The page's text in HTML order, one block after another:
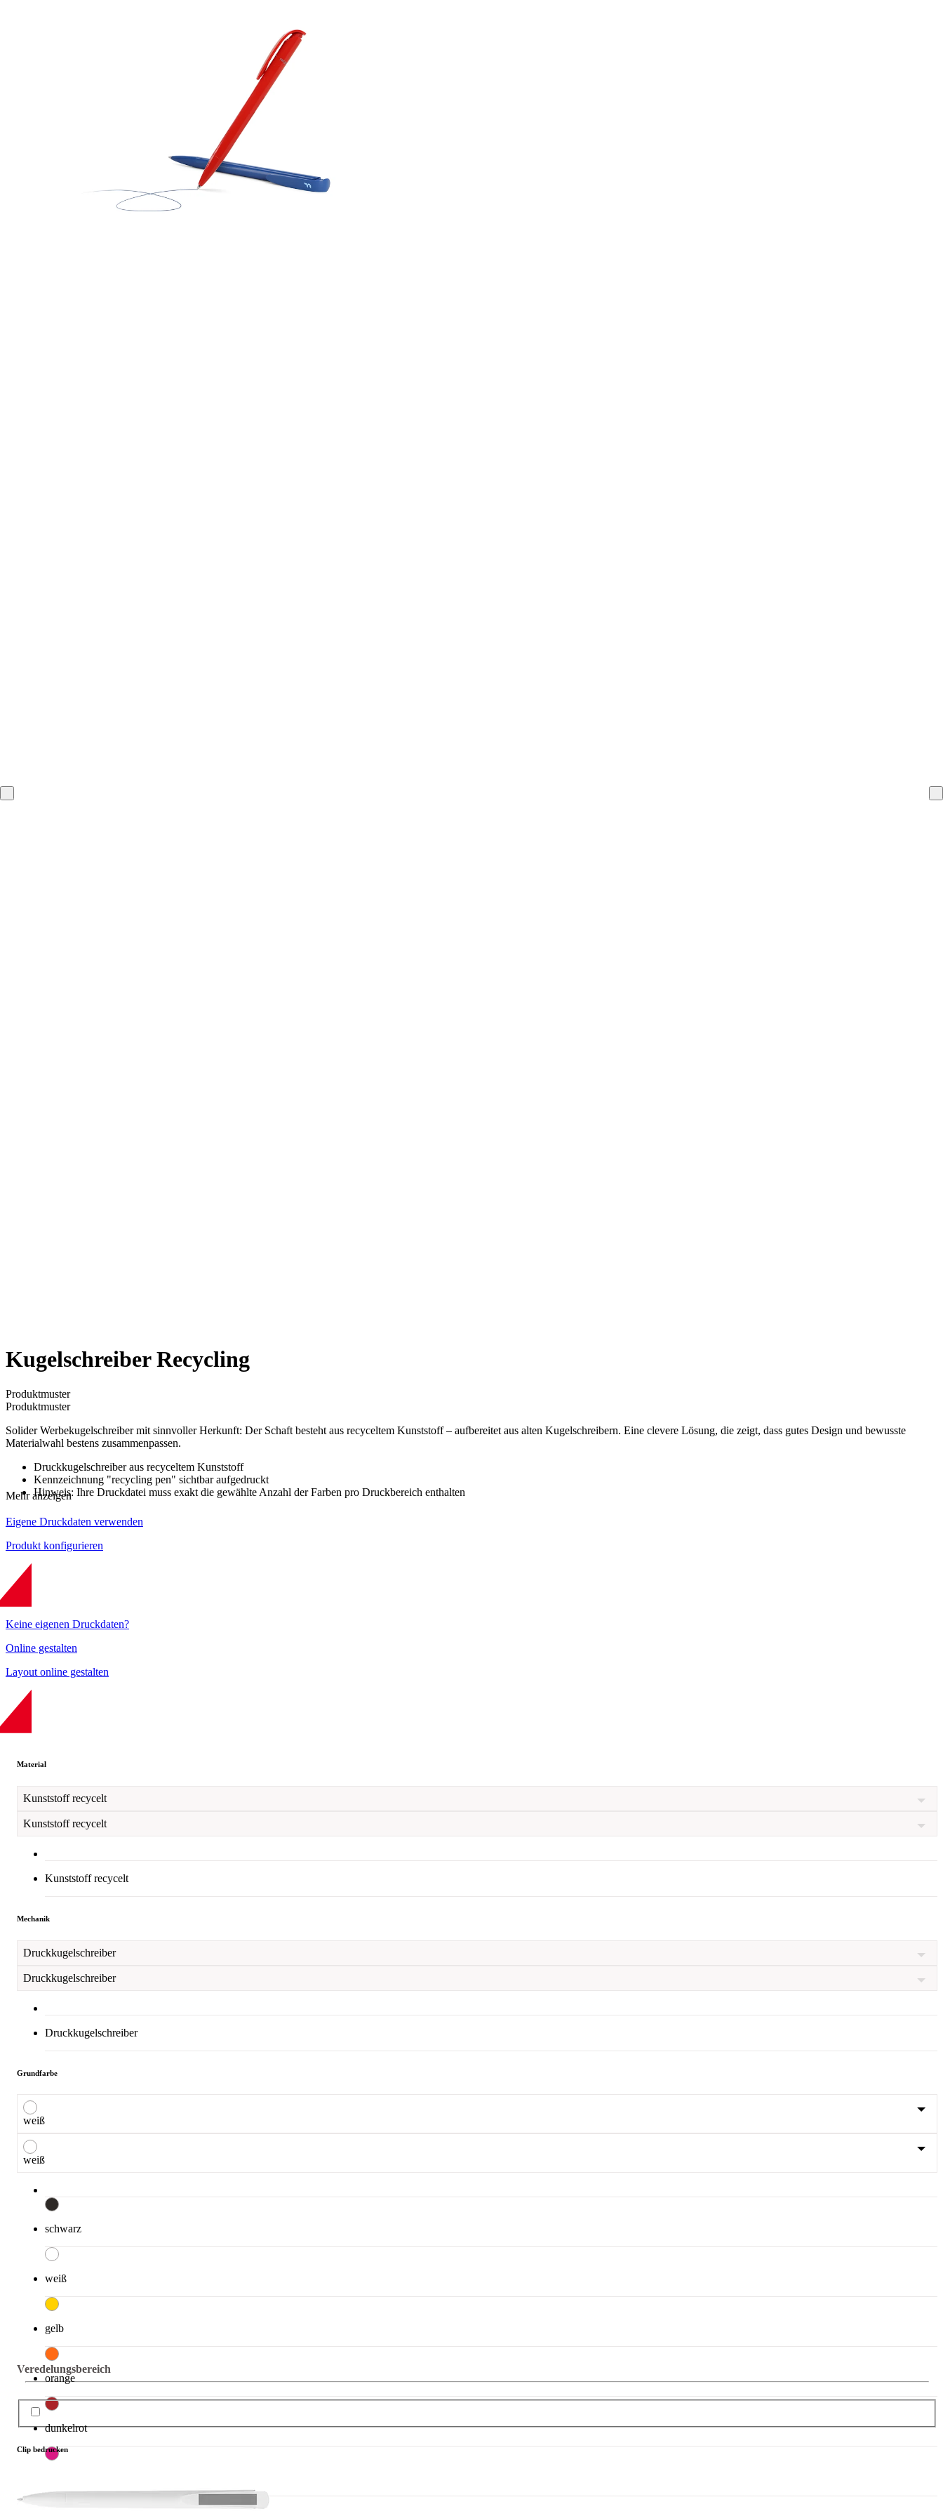
Kugelschreiber Recycling
Produktmuster
Produktmuster
Solider Werbekugelschreiber mit sinnvoller Herkunft: Der Schaft besteht aus recyceltem Kunststoff – aufbereitet aus alten Kugelschreibern. Eine clevere Lösung, die zeigt, dass gutes Design und bewusste
Materialwahl bestens zusammenpassen.
Druckkugelschreiber aus recyceltem Kunststoff
Kennzeichnung "recycling pen" sichtbar aufgedruckt
Hinweis: Ihre Druckdatei muss exakt die gewählte Anzahl der Farben pro Druckbereich enthalten
Mehr anzeigen
Eigene Druckdaten verwenden
Produkt konfigurieren
Keine eigenen Druckdaten?
Online gestalten
Layout online gestalten
Material
Kunststoff recycelt
Kunststoff recycelt
Kunststoff recycelt
Mechanik
Druckkugelschreiber
Druckkugelschreiber
Druckkugelschreiber
Grundfarbe
weiß
weiß
schwarz
weiß
gelb
orange
dunkelrot
Veredelungsbereich
Clip bedrucken